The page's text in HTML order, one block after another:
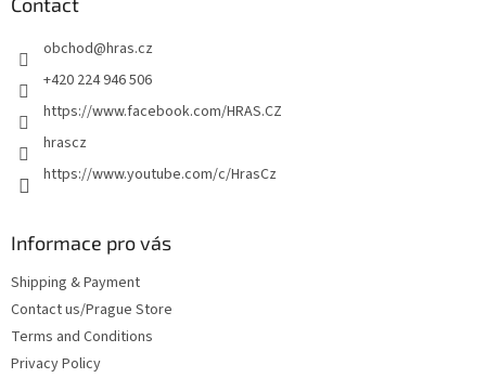
obchod@hras.cz
+420 224 946 506
https://www.facebook.com/HRAS.CZ
hrascz
https://www.youtube.com/c/HrasCz
Informace pro vás
Shipping & Payment
Contact us/Prague Store
Terms and Conditions
Privacy Policy